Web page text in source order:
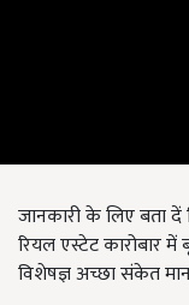
जानकारी के लिए बता
रियल एस्टेट कारोबार
विशेषज्ञ अच्छा संकेत